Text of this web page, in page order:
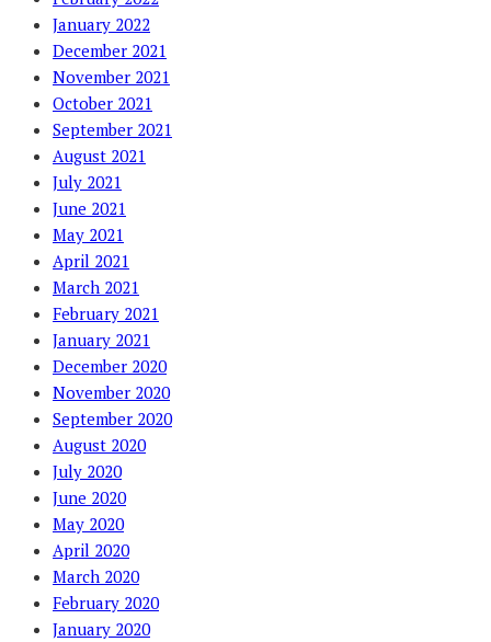
January 2022
December 2021
November 2021
October 2021
September 2021
August 2021
July 2021
June 2021
May 2021
April 2021
March 2021
February 2021
January 2021
December 2020
November 2020
September 2020
August 2020
July 2020
June 2020
May 2020
April 2020
March 2020
February 2020
January 2020